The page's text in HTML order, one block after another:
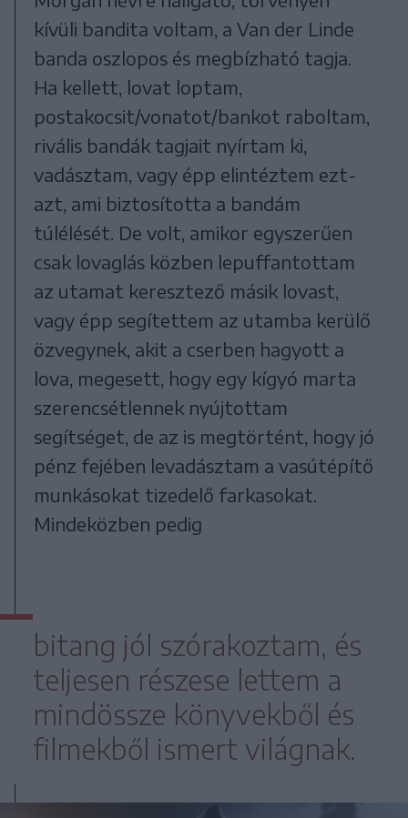
kívüli bandita voltam, a Van der Linde
banda oszlopos és megbízható tagja.
Ha kellett, lovat loptam,
postakocsit/vonatot/bankot raboltam,
rivális bandák tagjait nyírtam ki,
vadásztam, vagy épp elintéztem ezt-
azt, ami biztosította a bandám
túlélését. De volt, amikor egyszerűen
csak lovaglás közben lepuffantottam
az utamat keresztező másik lovast,
vagy épp segítettem az utamba kerülő
özvegynek, akit a cserben hagyott a
lova, megesett, hogy egy kígyó marta
szerencsétlennek nyújtottam
segítséget, de az is megtörtént, hogy jó
pénz fejében levadásztam a vasútépítő
munkásokat tizedelő farkasokat.
Mindeközben pedig
bitang jól szórakoztam, és
teljesen részese lettem a
mindössze könyvekből és
filmekből ismert világnak.